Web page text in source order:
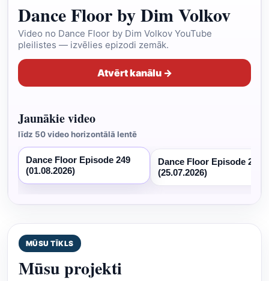
Dance Floor by Dim Volkov
Video no Dance Floor by Dim Volkov YouTube
pleilistes — izvēlies epizodi zemāk.
Atvērt kanālu →
Jaunākie video
līdz 50 video horizontālā lentē
Dance Floor Episode 249
(01.08.2026)
Dance Floor Episode 248
(25.07.2026)
MŪSU TĪKLS
Mūsu projekti